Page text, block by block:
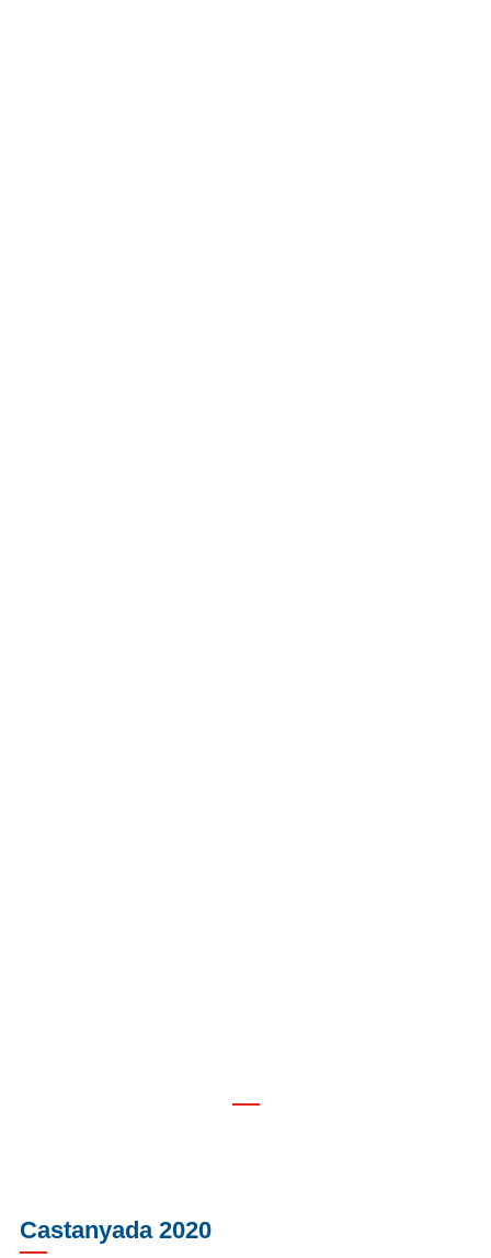
Castanyada 2020